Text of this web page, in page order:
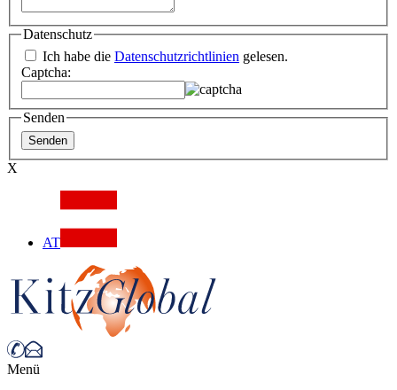
Datenschutz
Ich habe die Datenschutzrichtlinien gelesen.
Captcha:
Senden
X
AT
Menü